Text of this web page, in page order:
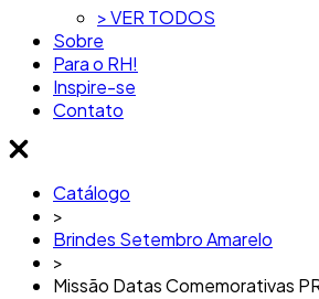
> VER TODOS
Sobre
Para o RH!
Inspire-se
Contato
Catálogo
>
Brindes Setembro Amarelo
>
Missão Datas Comemorativas